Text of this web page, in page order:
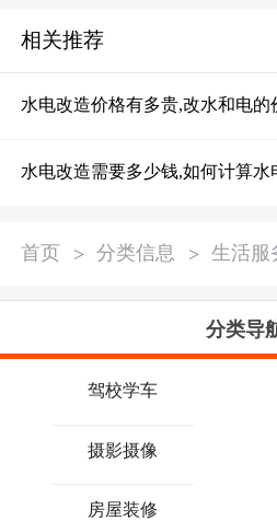
相关推荐
水电改造价格有多贵,改水和电的
水电改造需要多少钱,如何计算水
首页 > 分类信息 > 生活服
分类导
驾校学车
摄影摄像
房屋装修